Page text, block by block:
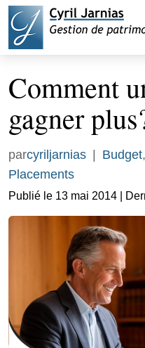
Comment
gagner
parcyriljarnias Budget,
Placements
Publié le 13 mai 2014 |